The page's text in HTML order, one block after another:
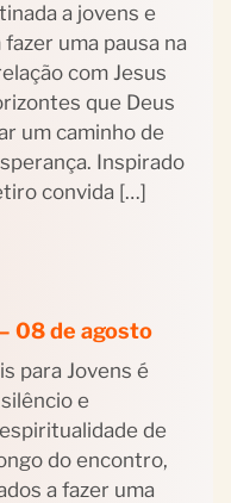
a jovens e
uma pausa na
com Jesus
que Deus
um caminho de
Inspirado
convida […]
08 de agosto
para Jovens é
e
de
do encontro,
a fazer uma